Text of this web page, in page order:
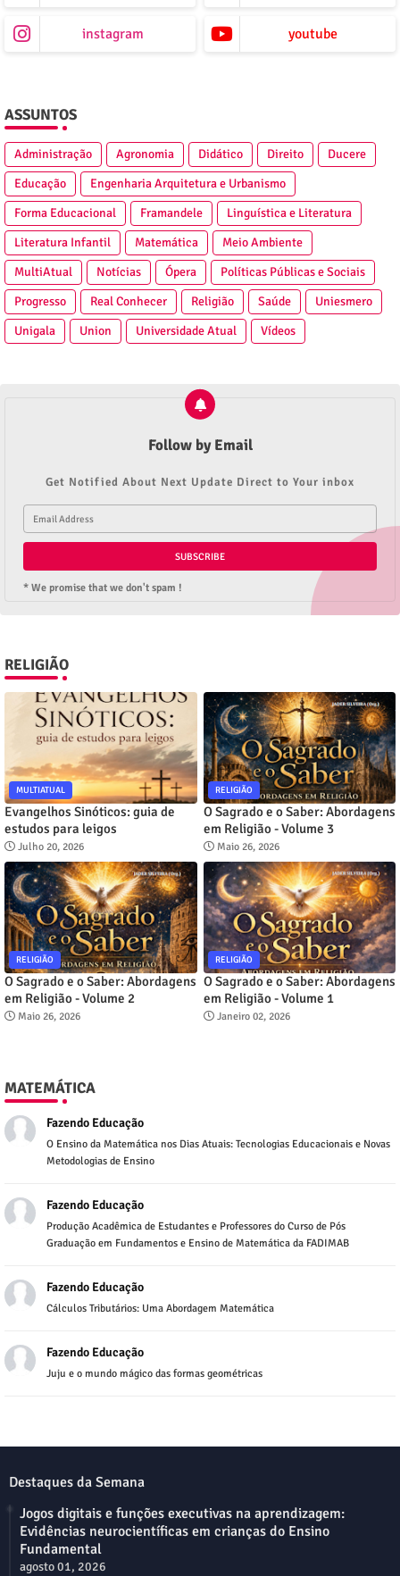
instagram youtube
ASSUNTOS
Administração Agronomia Didático Direito
Ducere
Educação
Engenharia Arquitetura e Urbanismo
Forma Educacional
Framandele
Linguística e Literatura
Literatura Infantil
Matemática
Meio Ambiente
MultiAtual
Notícias Ópera
Políticas Públicas e Sociais
Progresso
Real Conhecer Religião Saúde
Uniesmero
Unigala
Union Universidade Atual Vídeos
Follow by Email
Get Notified About Next Update Direct to Your inbox
* We promise that we don't spam !
RELIGIÃO
MULTIATUAL
Evangelhos Sinóticos: guia de
estudos para leigos
Julho 20, 2026
RELIGIÃO
O Sagrado e o Saber: Abordagens
em Religião - Volume 3
Maio 26, 2026
RELIGIÃO
O Sagrado e o Saber: Abordagens
em Religião - Volume 2
Maio 26, 2026
RELIGIÃO
O Sagrado e o Saber: Abordagens
em Religião - Volume 1
Janeiro 02, 2026
MATEMÁTICA
Fazendo Educação
O Ensino da Matemática nos Dias Atuais: Tecnologias Educacionais e Novas
Metodologias de Ensino
Fazendo Educação
Produção Acadêmica de Estudantes e Professores do Curso de Pós
Graduação em Fundamentos e Ensino de Matemática da FADIMAB
Fazendo Educação
Cálculos Tributários: Uma Abordagem Matemática
Fazendo Educação
Juju e o mundo mágico das formas geométricas
Destaques da Semana
Jogos digitais e funções executivas na aprendizagem:
Evidências neurocientíficas em crianças do Ensino
Fundamental
agosto 01, 2026